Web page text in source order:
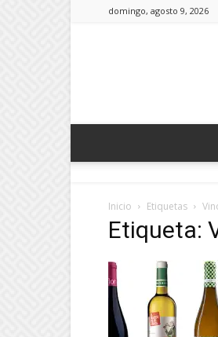
domingo, agosto 9, 2026
Inicio Etiquetas
Etiqueta: